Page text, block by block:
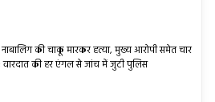
की चाकू मारकर हत्या, मुख्य आरोपी समेत चार
वारदात की हर एंगल से जांच में जुटी पुलिस